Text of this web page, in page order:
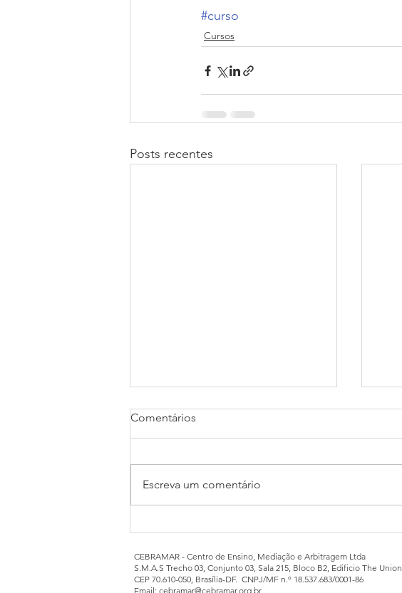
#curso
Cursos
Posts recentes
Comentários
Escreva um comentário
CEBRAMAR - Centro de Ensino, Mediação e Arbitragem Ltda
S.M.A.S Trecho 03, Conjunto 03, Sala 215, Bloco B2, Edificio The Union,
CEP 70.610-050, Brasília-DF. CNPJ/MF n.º 18.537.683/0001-86
Email: cebramar@cebramar.org.br